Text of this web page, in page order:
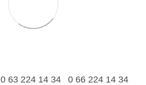
0 63 224 14 34 0 66 224 14 34